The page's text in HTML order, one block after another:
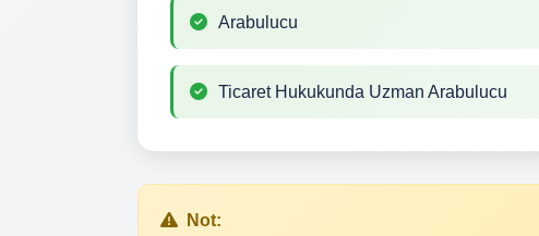
Arabulucu
Ticaret Hukukunda Uzman Arabulucu
Not: